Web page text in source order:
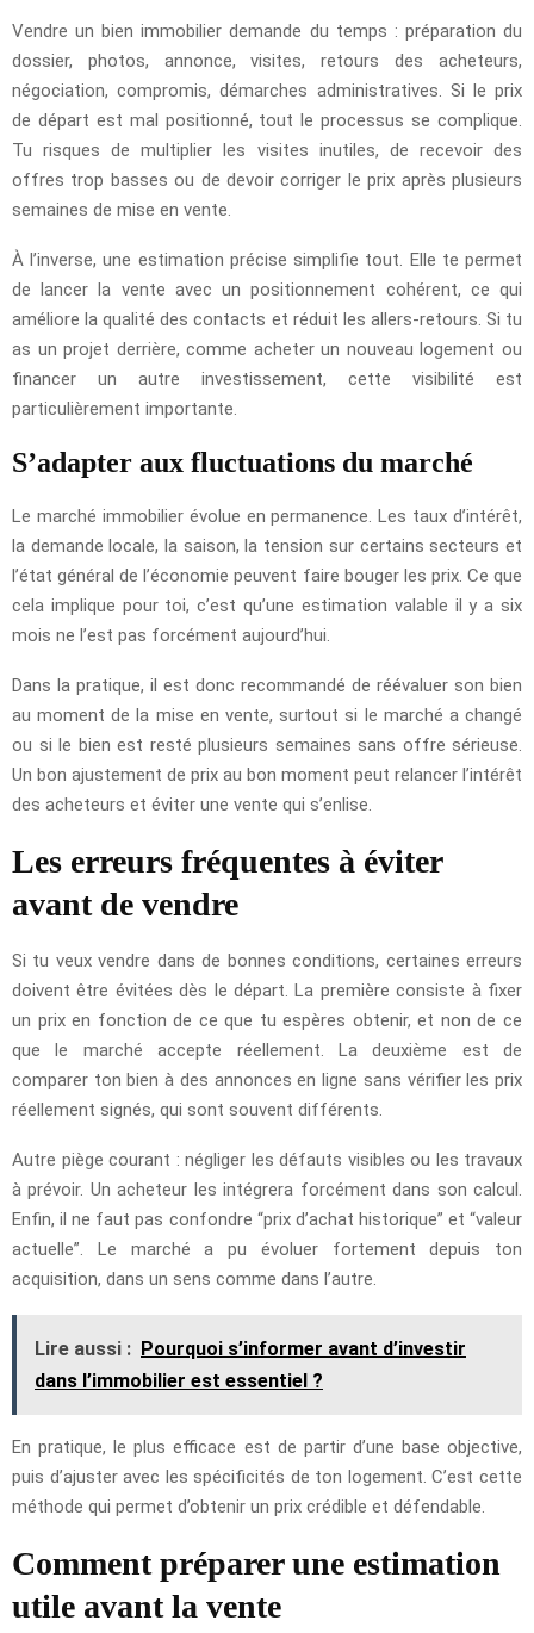
Vendre un bien immobilier demande du temps : préparation du
dossier, photos, annonce, visites, retours des acheteurs,
négociation, compromis, démarches administratives. Si le prix
de départ est mal positionné, tout le processus se complique.
Tu risques de multiplier les visites inutiles, de recevoir des
offres trop basses ou de devoir corriger le prix après plusieurs
semaines de mise en vente.
À l’inverse, une estimation précise simplifie tout. Elle te permet
de lancer la vente avec un positionnement cohérent, ce qui
améliore la qualité des contacts et réduit les allers-retours. Si tu
as un projet derrière, comme acheter un nouveau logement ou
financer un autre investissement, cette visibilité est
particulièrement importante.
S’adapter aux fluctuations du marché
Le marché immobilier évolue en permanence. Les taux d’intérêt,
la demande locale, la saison, la tension sur certains secteurs et
l’état général de l’économie peuvent faire bouger les prix. Ce que
cela implique pour toi, c’est qu’une estimation valable il y a six
mois ne l’est pas forcément aujourd’hui.
Dans la pratique, il est donc recommandé de réévaluer son bien
au moment de la mise en vente, surtout si le marché a changé
ou si le bien est resté plusieurs semaines sans offre sérieuse.
Un bon ajustement de prix au bon moment peut relancer l’intérêt
des acheteurs et éviter une vente qui s’enlise.
Les erreurs fréquentes à éviter
avant de vendre
Si tu veux vendre dans de bonnes conditions, certaines erreurs
doivent être évitées dès le départ. La première consiste à fixer
un prix en fonction de ce que tu espères obtenir, et non de ce
que le marché accepte réellement. La deuxième est de
comparer ton bien à des annonces en ligne sans vérifier les prix
réellement signés, qui sont souvent différents.
Autre piège courant : négliger les défauts visibles ou les travaux
à prévoir. Un acheteur les intégrera forcément dans son calcul.
Enfin, il ne faut pas confondre “prix d’achat historique” et “valeur
actuelle”. Le marché a pu évoluer fortement depuis ton
acquisition, dans un sens comme dans l’autre.
Lire aussi : Pourquoi s’informer avant d’investir
dans l’immobilier est essentiel ?
En pratique, le plus efficace est de partir d’une base objective,
puis d’ajuster avec les spécificités de ton logement. C’est cette
méthode qui permet d’obtenir un prix crédible et défendable.
Comment préparer une estimation
utile avant la vente